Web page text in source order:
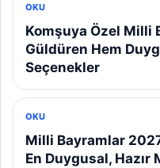
OKU
Komşuya Özel Milli
Güldüren Hem
Seçenekler
OKU
Milli Bayramlar
En Duygusal, Hazır